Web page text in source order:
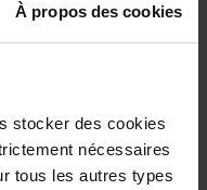
À propos des cookies
stocker des cookies
nécessaires
tous les autres types